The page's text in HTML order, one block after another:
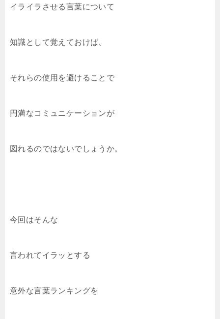
イライラさせる言葉について
知識として覚えておけば、
それらの使用を避けることで
円満なコミュニケーションが
図れるのではないでしょうか。
今回はそんな
言われてイラッとする
意外な言葉ランキングを